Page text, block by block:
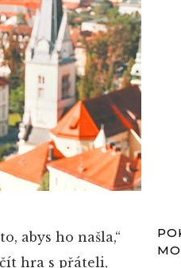
abys ho našla,“
hra s přáteli,